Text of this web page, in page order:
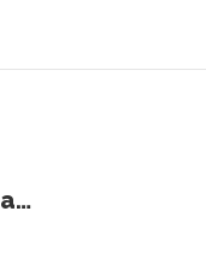
Decebal Leonard Marin